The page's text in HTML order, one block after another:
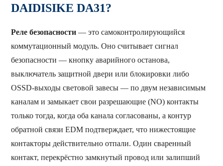
DAIDISIKE DA31?
Реле безопасности — это самоконтролирующийся
коммутационный модуль. Оно считывает сигнал
безопасности — кнопку аварийного останова,
выключатель защитной двери или блокировки либо
OSSD-выходы световой завесы — по двум независимым
каналам и замыкает свои разрешающие (NO) контакты
только тогда, когда оба канала согласованы, а контур
обратной связи EDM подтверждает, что нижестоящие
контакторы действительно отпали. Один сваренный
контакт, перекрёстно замкнутый провод или залипший